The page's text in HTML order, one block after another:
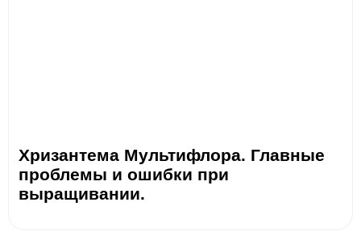
Хризантема Мультифлора. Главные
проблемы и ошибки при
выращивании.